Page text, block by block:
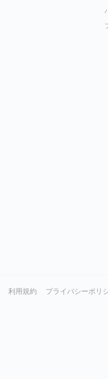
利用規約 プライバシーポリ